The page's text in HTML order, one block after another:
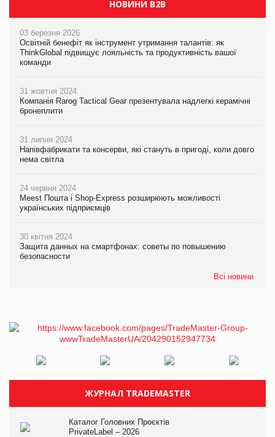
НОВИНИ B2B
03 березня 2026
Освітній бенефіт як інструмент утримання талантів: як
ThinkGlobal підвищує лояльність та продуктивність вашої
команди
31 жовтня 2024
Компанія Rarog Tactical Gear презентувала надлегкі керамічні
бронеплити
31 липня 2024
Напівфабрикати та консерви, які стануть в пригоді, коли довго
нема світла
24 червня 2024
Meest Пошта і Shop-Express розширюють можливості
українських підприємців
30 квітня 2024
Защита данных на смартфонах: советы по повышению
безопасности
Всі новини
ЖУРНАЛ TRADEMASTER
Каталог Головних Проєктів
PrivateLabel – 2026